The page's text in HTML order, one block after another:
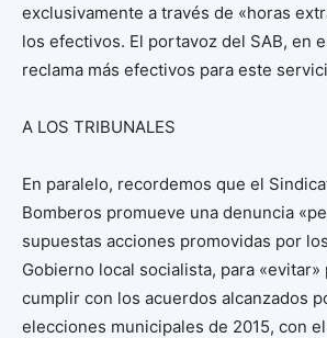
exclusivamente a través de «horas
los efectivos. El portavoz del SAB, en
reclama más efectivos para este
A LOS TRIBUNALES
En paralelo, recordemos que el
Bomberos promueve una denuncia
supuestas acciones promovidas por
Gobierno local socialista, para
cumplir con los acuerdos alcanzados
elecciones municipales de 2015, con